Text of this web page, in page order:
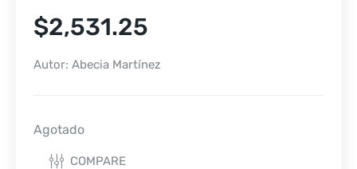
$2,531.25
Autor: Abecia Martínez
Agotado
COMPARE